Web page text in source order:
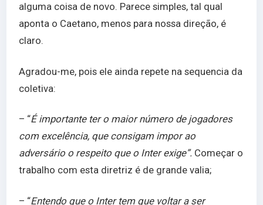
alguma coisa de novo. Parece simples, tal qual
aponta o Caetano, menos para nossa direção, é
claro.
Agradou-me, pois ele ainda repete na sequencia da
coletiva:
– “É importante ter o maior número de jogadores
com excelência, que consigam impor ao
adversário o respeito que o Inter exige”. Começar o
trabalho com esta diretriz é de grande valia;
– “Entendo que o Inter tem que voltar a ser